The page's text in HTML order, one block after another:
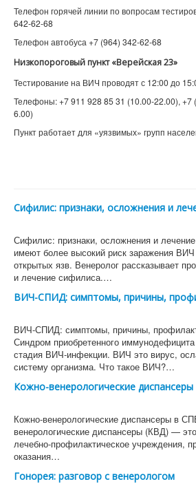
Телефон горячей линии по вопросам
642-62-68
Телефон автобуса +7 (964) 342-62-68
Низкопороговый пункт «Верейская 23»
Тестирование на ВИЧ проводят с 12:00 до
Телефоны: +7 911 928 85 31 (10.00-22.00), +7
6.00)
Пункт работает для «уязвимых» групп
Сифилис: признаки, осложнения и
Сифилис: признаки, осложнения и
имеют более высокий риск заражения ВИЧ
открытых язв. Венеролог рассказывает
и лечение сифилиса.…
ВИЧ-СПИД: симптомы, причины,
ВИЧ-СПИД: симптомы, причины,
Синдром приобретенного
стадия ВИЧ-инфекции. ВИЧ это вирус,
систему организма. Что такое ВИЧ?…
Кожно-венерологические
Кожно-венерологические диспансеры в
венерологические диспансеры (КВД) —
лечебно-профилактическое учреждения,
оказания…
Гонорея: разговор с венерологом